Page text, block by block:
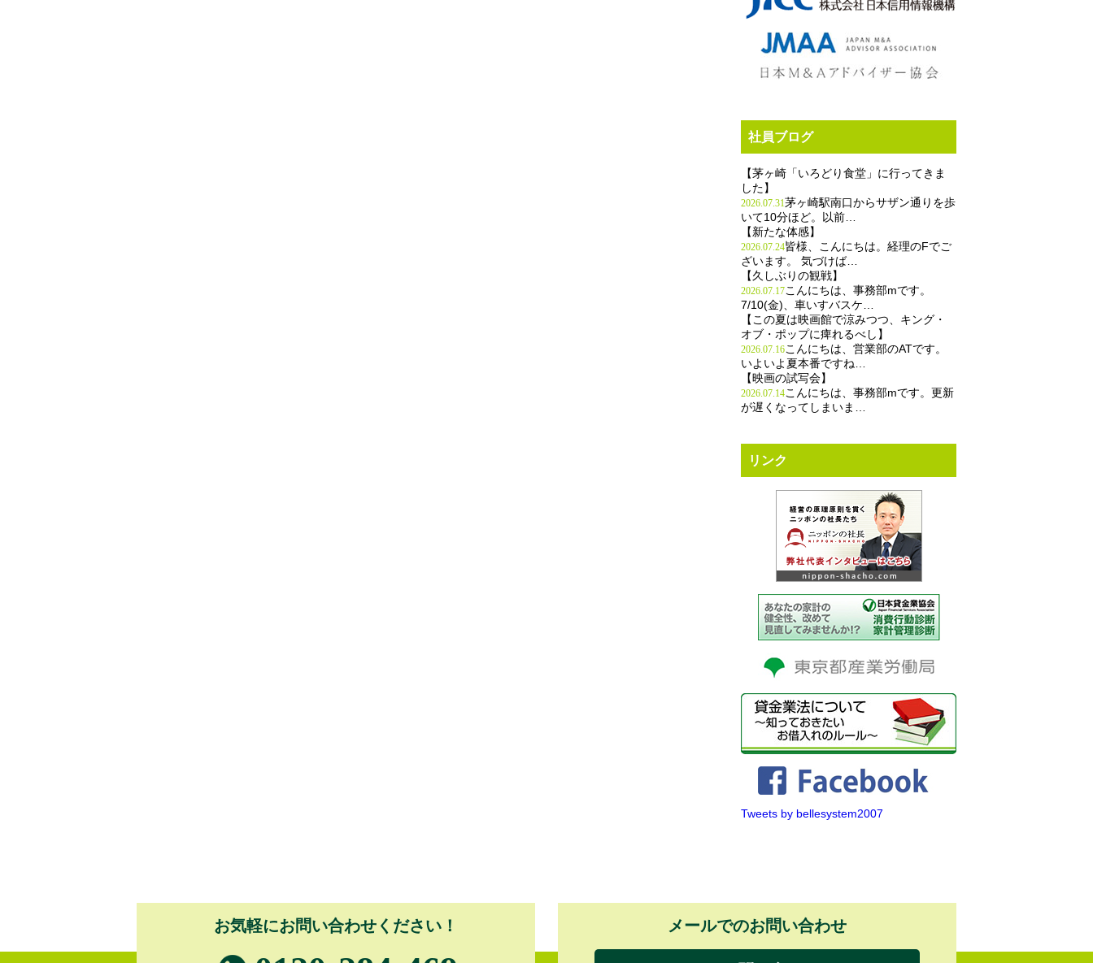
社員ブログ
【茅ヶ崎「いろどり食堂」に行ってきま
した】
2026.07.31茅ヶ崎駅南口からサザン通りを歩
いて10分ほど。以前…
【新たな体感】
2026.07.24皆様、こんにちは。経理のFでご
ざいます。 気づけば…
【久しぶりの観戦】
2026.07.17こんにちは、事務部mです。
7/10(金)、車いすバスケ…
【この夏は映画館で涼みつつ、キング・
オブ・ポップに痺れるべし】
2026.07.16こんにちは、営業部のATです。
いよいよ夏本番ですね…
【映画の試写会】
2026.07.14こんにちは、事務部mです。更新
が遅くなってしまいま…
リンク
Tweets by bellesystem2007
お気軽にお問い合わせください！ メールでのお問い合わせ